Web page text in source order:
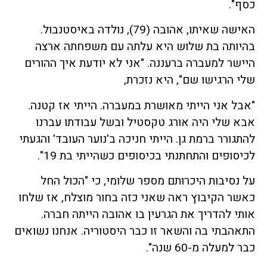
כסף".
האישה שאיתו, אהובה (79), נולדה באיסטנבול.
בהיותה בת שלוש היא עלתה עם משפחתה ארצה
היישר למעברה ברעננה. "אני לא יודעת איך ההורים
שלי הרגישו שם", היא נזכרת,
"אבל אני הייתי מאושרת במעברה. הייתי אז קטנה.
אבא שלי היה אורג טקסטיל ובשל עבודתו עברנו
להתגורר ברמת גן. הייתי חניכה ב'נוער העובד' והגעתי
לכיסופים והתחתנתי בכיסופים כשהייתי בת 19".
על נסיבות היכרותם מספר שלומי, כי "הכול החל
כאשר הקיבוץ ראה שאני כזה בחור מוצלח, אז שלחו
אותי להדריך את הגרעין בו אהובה הייתה חברה.
התאהבתי בה והשאר זו כבר היסטוריה. אנחנו נשואים
כבר למעלה מ-60 שנה".